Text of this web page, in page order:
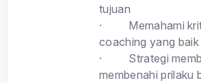
tujuan
·
Memahami
coaching yang
·
Strategi
membenahi prilaku